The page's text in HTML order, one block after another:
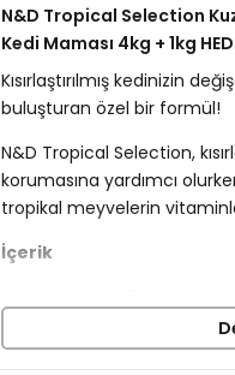
N&D Tropical Selection
Kedi Maması 4kg + 1kg
Kısırlaştırılmış kedinizin
buluşturan özel bir formül!
N&D Tropical Selection,
korumasına yardımcı
tropikal meyvelerin
İçerik
Kurutulmuş Kuzu
Kılçıksız Buğday %12